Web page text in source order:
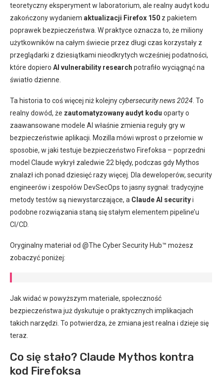
teoretyczny eksperyment w laboratorium, ale realny audyt kodu
zakończony wydaniem aktualizacji Firefox 150 z pakietem
poprawek bezpieczeństwa. W praktyce oznacza to, że miliony
użytkowników na całym świecie przez długi czas korzystały z
przeglądarki z dziesiątkami nieodkrytych wcześniej podatności,
które dopiero AI vulnerability research potrafiło wyciągnąć na
światło dzienne.
Ta historia to coś więcej niż kolejnycybersecurity news 2024 . To
realny dowód, że zautomatyzowany audyt kodu oparty o
zaawansowane modele AI właśnie zmienia reguły gry w
bezpieczeństwie aplikacji. Mozilla mówi wprost o przełomie w
sposobie, w jaki testuje bezpieczeństwo Firefoksa – poprzedni
model Claude wykrył zaledwie 22 błędy, podczas gdy Mythos
znalazł ich ponad dziesięć razy więcej. Dla deweloperów, security
engineerów i zespołów DevSecOps to jasny sygnał: tradycyjne
metody testów są niewystarczające, a Claude AI securityi
podobne rozwiązania staną się stałym elementem pipeline’u
CI/CD.
Oryginalny materiał od @The Cyber Security Hub™ możesz
zobaczyć poniżej:
Jak widać w powyższym materiale, społeczność
bezpieczeństwa już dyskutuje o praktycznych implikacjach
takich narzędzi. To potwierdza, że zmiana jest realna i dzieje się
teraz.
Co się stało? Claude Mythos kontra
kod Firefoksa